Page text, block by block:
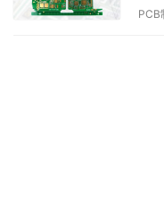
PCB